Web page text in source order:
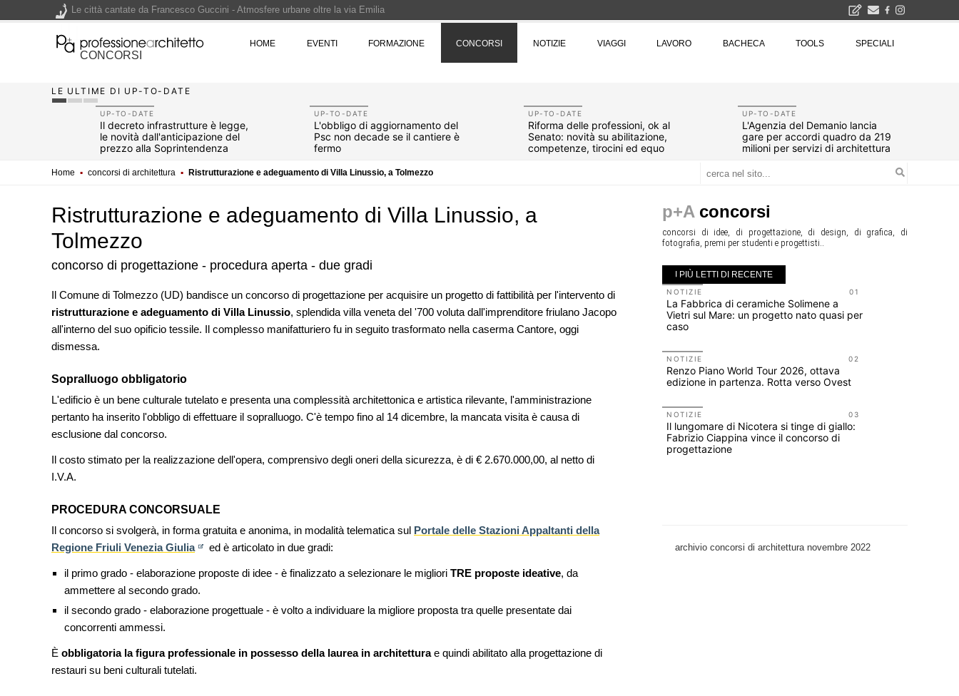
CONCORSI
HOME EVENTI FORMAZIONE CONCORSI NOTIZIE VIAGGI LAVORO BACHECA TOOLS SPECIALI
LE ULTIME DI UP-TO-DATE
UP-TO-DATE
Il decreto infrastrutture è legge,
le novità dall'anticipazione del
prezzo alla Soprintendenza
UP-TO-DATE
L'obbligo di aggiornamento del
Psc non decade se il cantiere è
fermo
UP-TO-DATE
Riforma delle professioni, ok al
Senato: novità su abilitazione,
competenze, tirocini ed equo
UP-TO-DATE
L'Agenzia del Demanio lancia
gare per accordi quadro da 219
milioni per servizi di architettura
Home ▪ concorsi di architettura ▪ Ristrutturazione e adeguamento di Villa Linussio, a Tolmezzo
Ristrutturazione e adeguamento di Villa Linussio, a
Tolmezzo
concorso di progettazione - procedura aperta - due gradi
Il Comune di Tolmezzo (UD) bandisce un concorso di progettazione per acquisire un progetto di fattibilità per l'intervento di
ristrutturazione e adeguamento di Villa Linussio, splendida villa veneta del '700 voluta dall'imprenditore friulano Jacopo
all'interno del suo opificio tessile. Il complesso manifatturiero fu in seguito trasformato nella caserma Cantore, oggi
dismessa.
Sopralluogo obbligatorio
L'edificio è un bene culturale tutelato e presenta una complessità architettonica e artistica rilevante, l'amministrazione
pertanto ha inserito l'obbligo di effettuare il sopralluogo. C'è tempo fino al 14 dicembre, la mancata visita è causa di
esclusione dal concorso.
Il costo stimato per la realizzazione dell'opera, comprensivo degli oneri della sicurezza, è di € 2.670.000,00, al netto di
I.V.A.
PROCEDURA CONCORSUALE
Il concorso si svolgerà, in forma gratuita e anonima, in modalità telematica sul Portale delle Stazioni Appaltanti della
Regione Friuli Venezia Giulia
ed è articolato in due gradi:
il primo grado - elaborazione proposte di idee - è finalizzato a selezionare le migliori TRE proposte ideative, da
ammettere al secondo grado.
il secondo grado - elaborazione progettuale - è volto a individuare la migliore proposta tra quelle presentate dai
concorrenti ammessi.
È obbligatoria la figura professionale in possesso della laurea in architetturae quindi abilitato alla progettazione di
restauri su beni culturali tutelati.
p+A concorsi
concorsi di idee, di progettazione, di design, di grafica, di
fotografia, premi per studenti e progettisti..
I PIÙ LETTI DI RECENTE
07
EVENTI
Con Carlo Scarpa lungo l'Italia: tre
appuntamenti tra Palermo, Verona e
Venezia
novità su abilitazione, competenze,
tirocini ed equo compenso
di architettura
10
EVENTI
Città Osmotiche: la rigenerazione urbana
attraverso suoli permeabili, gestione
dell'acqua e resilienza climatica
EVENTI
Osteria dell'Architetto a Marmomac con i
01
NOTIZIE
La Fabbrica di ceramiche Solimene a
Vietri sul Mare: un progetto nato quasi per
caso
02
NOTIZIE
Renzo Piano World Tour 2026, ottava
edizione in partenza. Rotta verso Ovest
03
NOTIZIE
Il lungomare di Nicotera si tinge di giallo:
Fabrizio Ciappina vince il concorso di
progettazione
archivio concorsi di architettura novembre 2022
Le città cantate da Francesco Guccini - Atmosfere urbane oltre la via Emilia
200 manifesti per i 200 anni di Carlo Collodi, creatore di Pinocchio - Call di grafica promossa dal Museo MAGMA per la realizzazione di una mostra